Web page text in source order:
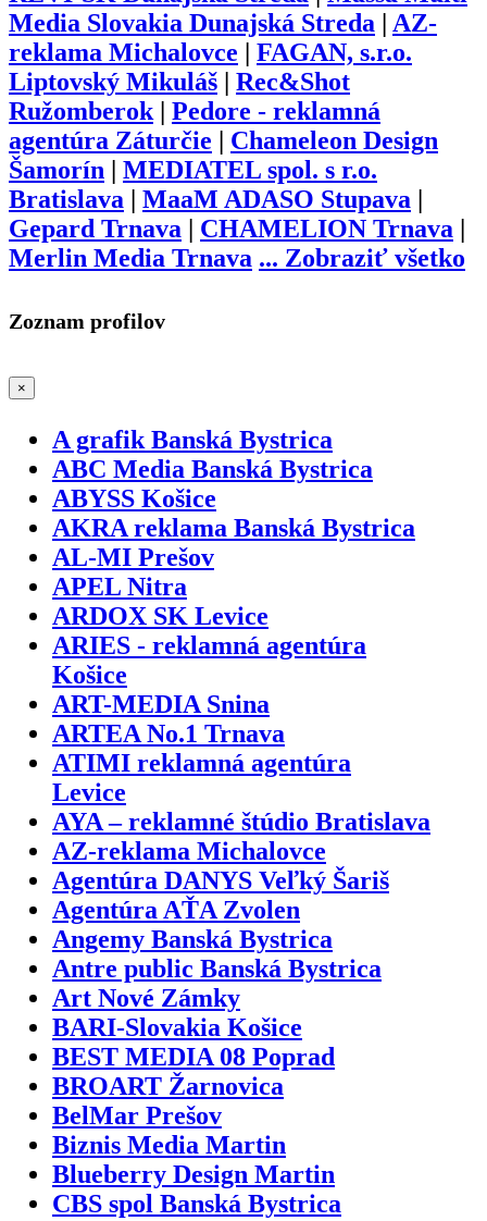
Media Slovakia Dunajská Streda | AZ-
reklama Michalovce | FAGAN, s.r.o.
Liptovský Mikuláš | Rec&Shot
Ružomberok | Pedore - reklamná
agentúra Záturčie | Chameleon Design
Šamorín | MEDIATEL spol. s r.o.
Bratislava | MaaM ADASO Stupava |
Gepard Trnava | CHAMELION Trnava |
Merlin Media Trnava ... Zobraziť všetko
Zoznam profilov
×
A grafik Banská Bystrica
ABC Media Banská Bystrica
ABYSS Košice
AKRA reklama Banská Bystrica
AL-MI Prešov
APEL Nitra
ARDOX SK Levice
ARIES - reklamná agentúra
Košice
ART-MEDIA Snina
ARTEA No.1 Trnava
ATIMI reklamná agentúra
Levice
AYA – reklamné štúdio Bratislava
AZ-reklama Michalovce
Agentúra DANYS Veľký Šariš
Agentúra AŤA Zvolen
Angemy Banská Bystrica
Antre public Banská Bystrica
Art Nové Zámky
BARI-Slovakia Košice
BEST MEDIA 08 Poprad
BROART Žarnovica
BelMar Prešov
Biznis Media Martin
Blueberry Design Martin
CBS spol Banská Bystrica